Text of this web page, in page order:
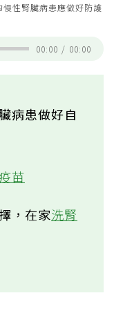
性腎臟病患應做好防護
00:00 / 00:00
病患做好自
苗
，在家洗腎